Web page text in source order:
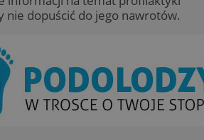
nie dopuścić do jego nawrotów.